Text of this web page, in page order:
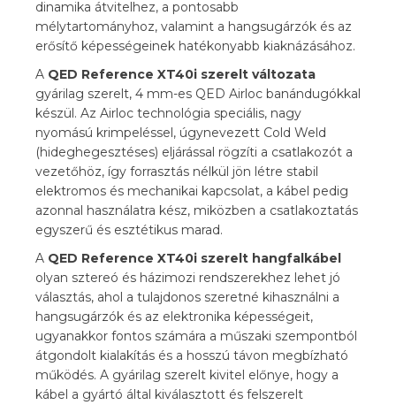
dinamika átvitelhez, a pontosabb
mélytartományhoz, valamint a hangsugárzók és az
erősítő képességeinek hatékonyabb kiaknázásához.
A QED Reference XT40i szerelt változata
gyárilag szerelt, 4 mm-es QED Airloc banándugókkal
készül. Az Airloc technológia speciális, nagy
nyomású krimpeléssel, úgynevezett Cold Weld
(hideghegesztéses) eljárással rögzíti a csatlakozót a
vezetőhöz, így forrasztás nélkül jön létre stabil
elektromos és mechanikai kapcsolat, a kábel pedig
azonnal használatra kész, miközben a csatlakoztatás
egyszerű és esztétikus marad.
A QED Reference XT40i szerelt hangfalkábel
olyan sztereó és házimozi rendszerekhez lehet jó
választás, ahol a tulajdonos szeretné kihasználni a
hangsugárzók és az elektronika képességeit,
ugyanakkor fontos számára a műszaki szempontból
átgondolt kialakítás és a hosszú távon megbízható
működés. A gyárilag szerelt kivitel előnye, hogy a
kábel a gyártó által kiválasztott és felszerelt